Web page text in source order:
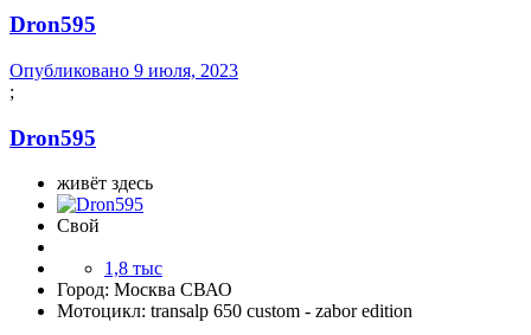
Dron595
Опубликовано 9 июля, 2023
;
Dron595
живёт здесь
Свой
1,8 тыс
Город: Москва СВАО
Мотоцикл: transalp 650 custom - zabor edition